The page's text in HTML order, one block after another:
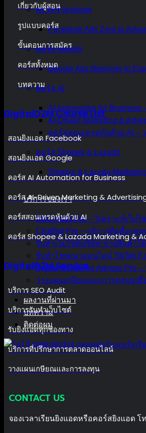
คอร์ส Facebook
Facebook Ads Zero to
คอร์ส Google
Google Ads Beginner to
คอร์ส AI
AI Automation for
AI-Driven Marketing &
คอร์สสอนเทรดหุ้นด้วย AI –
คอร์ส Shopee & Lazada
Shopee & Lazada
บริการของเรา
SEO Audit Pro – วิเคราะห์เว็
ChatBot Pro – บริการติดตั้งแช
รับทำเว็บไซต์บริษัท ขายสินค้าไ
รับทำโฆษณาออนไลน์ TikTok
Digital Marketing Advisor
วางแผนเกษียณและการลงทุนเพื่
ผลงานที่ผ่านมา
บทความ
ติดต่อผม
เกี่ยวกับผู้สอน
รูปแบบคอร์ส
ขั้นตอนการสมัคร
คอร์สทั้งหมด
บทความ
DigitalD2M Course List
สอนยิงแอด Facebook
สอนยิงแอด Google
คอร์ส AI Automation for Business
คอร์ส AI-Driven Marketing &
คอร์สสอนเทรดหุ้นด้วย AI
คอร์ส Shopee & Lazada Marketing &
DigitalD2M Service
บริการ SEO Audit
บริการรับทำเว็บไซต์
รับยิงแอดทุกช่องทาง
บริการที่ปรึกษาการตลาดออนไลน์
วางแผนเกษียณและการลงทุน
CONTACT US
จองเวลาเรียนยิงแอดหรือคอร์สยิงแอด โ